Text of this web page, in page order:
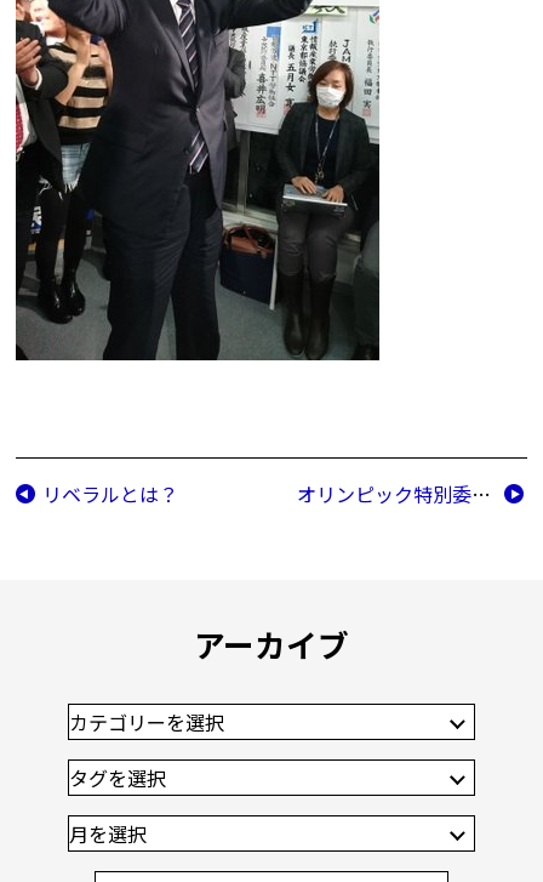
リベラルとは？ オリンピック特別委員会（10/24）
アーカイブ